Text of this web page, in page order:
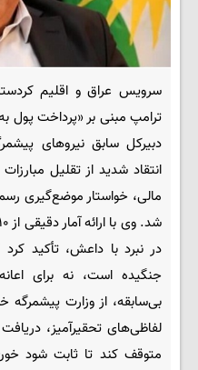
سرویس عراق و اقلیم
ترامپ مبنی بر «پرداخت پول
دبیرکل سابق نیروهای
انتقاد شدید از تقلیل
مالی، خواستار موضع‌گیری
در نبرد با داعش، تأکید
جنگیده است، نه برای
بی‌سابقه، از وزارت پیشمرگه
لفاظی‌های تحقیرآمیز،
متوقف کند تا ثابت شود